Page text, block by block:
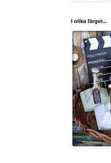
I olika färger...